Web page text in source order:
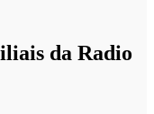
da Radio